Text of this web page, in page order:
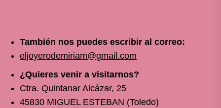
También nos puedes escribir al correo:
eljoyerodemiriam@gmail.com
¿Quieres venir a visitarnos?
Ctra. Quintanar Alcázar, 25
45830 MIGUEL ESTEBAN (Toledo)